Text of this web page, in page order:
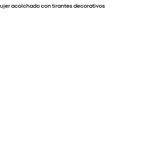
acolchado con tirantes decorativos